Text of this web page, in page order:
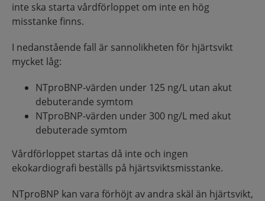
inte ska starta vårdförloppet om inte en hög
misstanke finns.
I nedanstående fall är sannolikheten för hjärtsvikt
mycket låg:
NTproBNP-värden under 125 ng/L utan akut
debuterande symtom
NTproBNP-värden under 300 ng/L med akut
debuterade symtom
Vårdförloppet startas då inte och ingen
ekokardiografi beställs på hjärtsviktsmisstanke.
NTproBNP kan vara förhöjt av andra skäl än hjärtsvikt,